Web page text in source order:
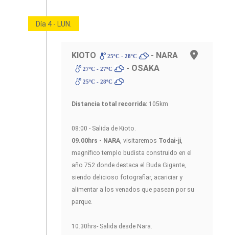
Día 4 - LUN.
KIOTO 25ºC - 28ºC - NARA
27ºC - 27ºC - OSAKA
25ºC - 28ºC
Distancia total recorrida: 105km
08:00 - Salida de Kioto.
09.00hrs - NARA , visitaremos Todai-ji
magnífico templo budista construido en el
año 752 donde destaca el Buda Gigante,
siendo delicioso fotografiar, acariciar y
alimentar a los venados que pasean por su
parque.
10.30hrs- Salida desde Nara.